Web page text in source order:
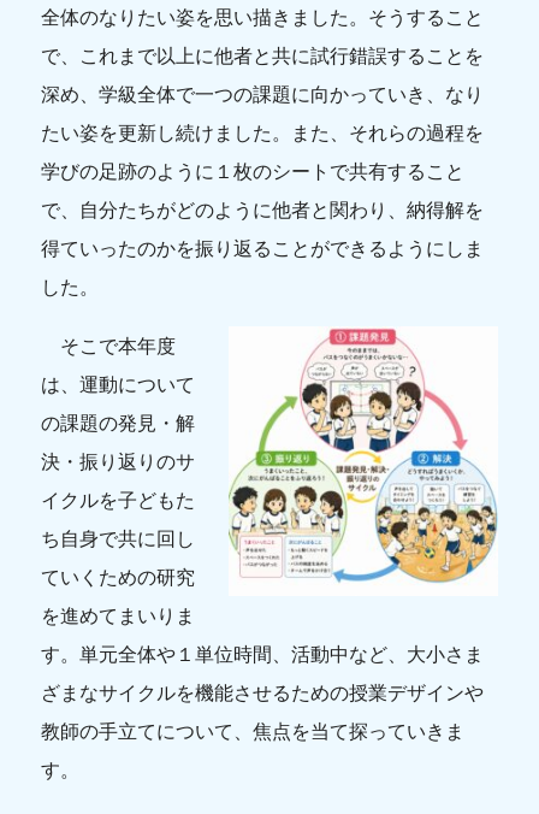
全体のなりたい姿を思い描きました。そうすること
で、これまで以上に他者と共に試行錯誤することを
深め、学級全体で一つの課題に向かっていき、なり
たい姿を更新し続けました。また、それらの過程を
学びの足跡のように１枚のシートで共有すること
で、自分たちがどのように他者と関わり、納得解を
得ていったのかを振り返ることができるようにしま
した。
そこで本年度
は、運動について
の課題の発見・解
決・振り返りのサ
イクルを子どもた
ち自身で共に回し
ていくための研究
を進めてまいりま
す。単元全体や１単位時間、活動中など、大小さま
ざまなサイクルを機能させるための授業デザインや
教師の手立てについて、焦点を当て探っていきま
す。